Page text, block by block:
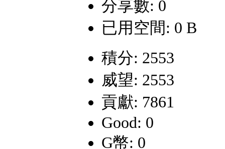
分享數: 0
已用空間: 0 B
積分: 2553
威望: 2553
貢獻: 7861
Good: 0
G幣: 0